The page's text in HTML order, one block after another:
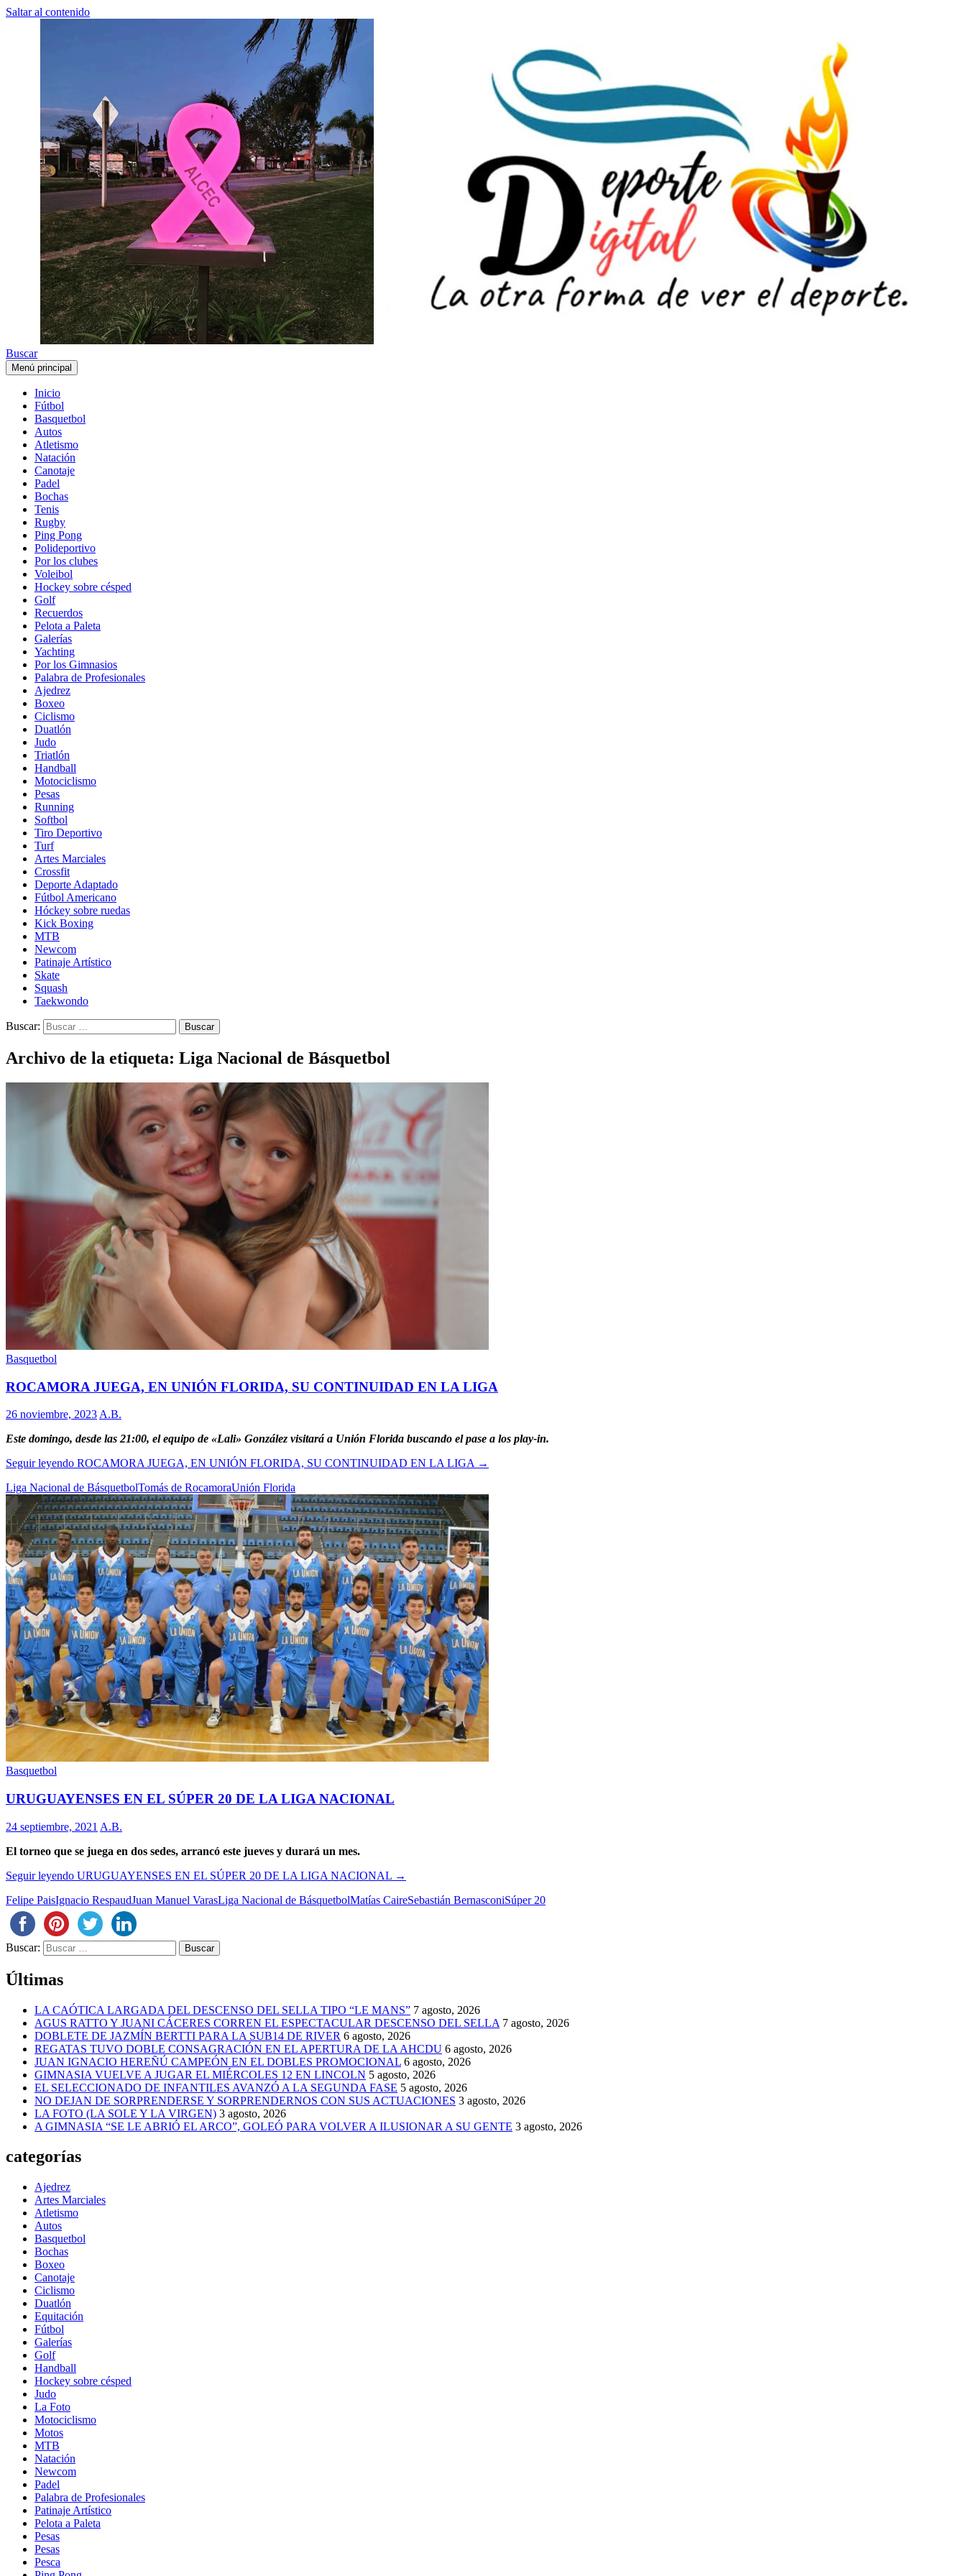
Saltar al contenido
Buscar
Menú principal
Inicio
Fútbol
Basquetbol
Autos
Atletismo
Natación
Canotaje
Padel
Bochas
Tenis
Rugby
Ping Pong
Polideportivo
Por los clubes
Voleibol
Hockey sobre césped
Golf
Recuerdos
Pelota a Paleta
Galerías
Yachting
Por los Gimnasios
Palabra de Profesionales
Ajedrez
Boxeo
Ciclismo
Duatlón
Judo
Triatlón
Handball
Motociclismo
Pesas
Running
Softbol
Tiro Deportivo
Turf
Artes Marciales
Crossfit
Deporte Adaptado
Fútbol Americano
Hóckey sobre ruedas
Kick Boxing
MTB
Newcom
Patinaje Artístico
Skate
Squash
Taekwondo
Buscar:
Archivo de la etiqueta: Liga Nacional de Básquetbol
Basquetbol
ROCAMORA JUEGA, EN UNIÓN FLORIDA, SU CONTINUIDAD EN LA LIGA
26 noviembre, 2023 A.B.
Este domingo, desde las 21:00, el equipo de «Lali» González visitará a Unión Florida buscando el pase a los play-in.
Seguir leyendo ROCAMORA JUEGA, EN UNIÓN FLORIDA, SU CONTINUIDAD EN LA LIGA →
Liga Nacional de BásquetbolTomás de RocamoraUnión Florida
Basquetbol
URUGUAYENSES EN EL SÚPER 20 DE LA LIGA NACIONAL
24 septiembre, 2021 A.B.
El torneo que se juega en dos sedes, arrancó este jueves y durará un mes.
Seguir leyendo URUGUAYENSES EN EL SÚPER 20 DE LA LIGA NACIONAL →
Felipe PaisIgnacio RespaudJuan Manuel VarasLiga Nacional de BásquetbolMatías CaireSebastián BernasconiSúper 20
Buscar:
Últimas
LA CAÓTICA LARGADA DEL DESCENSO DEL SELLA TIPO “LE MANS” 7 agosto, 2026
AGUS RATTO Y JUANI CÁCERES CORREN EL ESPECTACULAR DESCENSO DEL SELLA 7 agosto, 2026
DOBLETE DE JAZMÍN BERTTI PARA LA SUB14 DE RIVER 6 agosto, 2026
REGATAS TUVO DOBLE CONSAGRACIÓN EN EL APERTURA DE LA AHCDU 6 agosto, 2026
JUAN IGNACIO HEREÑÚ CAMPEÓN EN EL DOBLES PROMOCIONAL 6 agosto, 2026
GIMNASIA VUELVE A JUGAR EL MIÉRCOLES 12 EN LINCOLN 5 agosto, 2026
EL SELECCIONADO DE INFANTILES AVANZÓ A LA SEGUNDA FASE 5 agosto, 2026
NO DEJAN DE SORPRENDERSE Y SORPRENDERNOS CON SUS ACTUACIONES 3 agosto, 2026
LA FOTO (LA SOLE Y LA VIRGEN) 3 agosto, 2026
A GIMNASIA “SE LE ABRIÓ EL ARCO”, GOLEÓ PARA VOLVER A ILUSIONAR A SU GENTE 3 agosto, 2026
categorías
Ajedrez
Artes Marciales
Atletismo
Autos
Basquetbol
Bochas
Boxeo
Canotaje
Ciclismo
Duatlón
Equitación
Fútbol
Galerías
Golf
Handball
Hockey sobre césped
Judo
La Foto
Motociclismo
Motos
MTB
Natación
Newcom
Padel
Palabra de Profesionales
Patinaje Artístico
Pelota a Paleta
Pesas
Pesas
Pesca